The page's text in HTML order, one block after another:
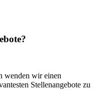
wenden wir einen
Stellenangebote zu